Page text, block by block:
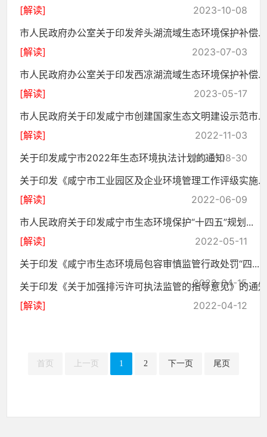
[解读]
2023-10-08
市人民政府办公室关于印发斧头湖流域生态环境保护补偿...
[解读]
2023-07-03
市人民政府办公室关于印发西凉湖流域生态环境保护补偿...
[解读]
2023-05-17
市人民政府关于印发咸宁市创建国家生态文明建设示范市...
[解读]
2022-11-03
关于印发咸宁市2022年生态环境执法计划的通知
2022-08-30
关于印发《咸宁市工业园区及企业环境管理工作评级实施...
[解读]
2022-06-09
市人民政府关于印发咸宁市生态环境保护“十四五”规划...
[解读]
2022-05-11
关于印发《咸宁市生态环境局包容审慎监管行政处罚“四...
2022-04-15
关于印发《关于加强排污许可执法监管的指导意见》的通知
[解读]
2022-04-12
首页 上一页 1 2 下一页 尾页